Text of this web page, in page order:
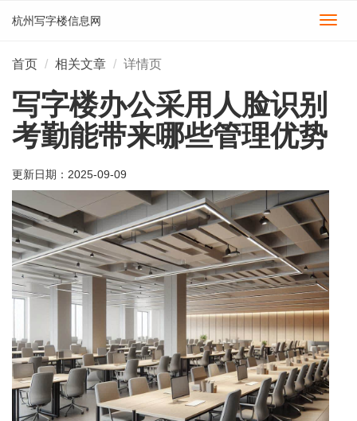
切
杭州写字楼信息网
首页 相关文章 详情页
写字楼办公采用人脸识别
考勤能带来哪些管理优势
更新日期： 2025-09-09